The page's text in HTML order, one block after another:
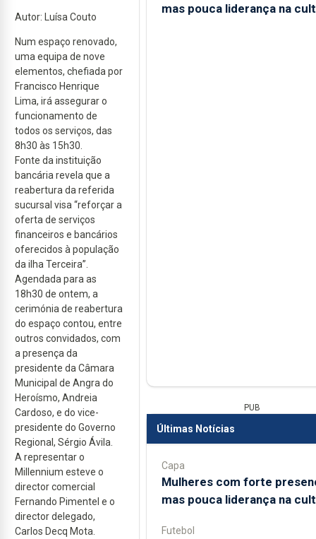
Autor: Luísa Couto
Num espaço renovado,
uma equipa de nove
elementos, chefiada por
Francisco Henrique
Lima, irá assegurar o
funcionamento de
todos os serviços, das
8h30 às 15h30.
Fonte da instituição
bancária revela que a
reabertura da referida
sucursal visa “reforçar a
oferta de serviços
financeiros e bancários
oferecidos à população
da ilha Terceira”.
Agendada para as
18h30 de ontem, a
cerimónia de reabertura
do espaço contou, entre
outros convidados, com
a presença da
presidente da Câmara
Municipal de Angra do
Heroísmo, Andreia
Cardoso, e do vice-
presidente do Governo
Regional, Sérgio Ávila.
A representar o
Millennium esteve o
director comercial
Fernando Pimentel e o
director delegado,
Carlos Decq Mota.
mas pouca liderança na
PUB
Últimas Notícias
Capa
Mulheres com forte
mas pouca liderança na
Futebol